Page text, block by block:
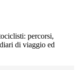
percorsi,
di viaggio ed